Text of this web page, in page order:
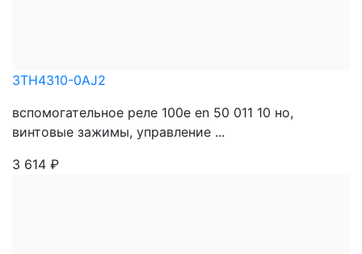
3TH4310-0AJ2
вспомогательное реле 100e en 50 011 10 нo,
винтовые зажимы, управление ...
3 614 ₽